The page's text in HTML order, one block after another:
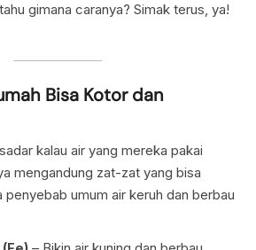
gimana caranya? Simak terus, ya!
Bisa Kotor dan
kalau air yang mereka pakai
mengandung zat-zat yang bisa
umum air keruh dan berbau